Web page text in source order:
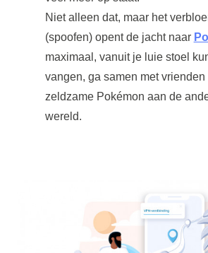
Niet alleen dat, maar het
(spoofen) opent de jacht naar
maximaal, vanuit je luie stoel
vangen, ga samen met
zeldzame Pokémon aan de
wereld.